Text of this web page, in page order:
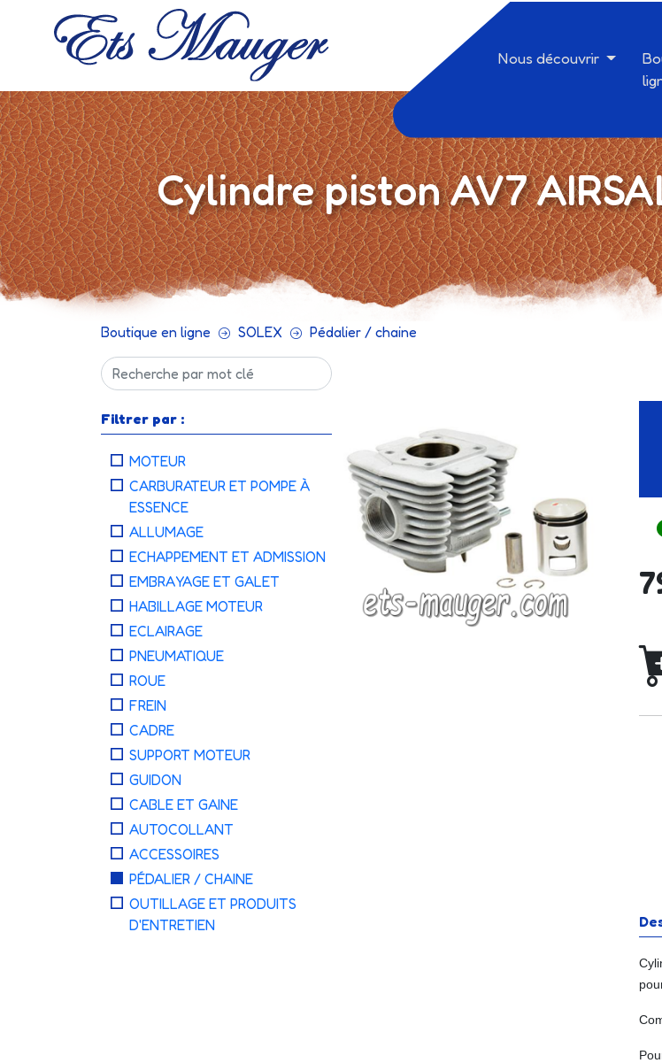
Nous découvrir
Cylindre piston AV7
Boutique en ligne SOLEX Pédalier / chaine
Filtrer par :
MOTEUR
CARBURATEUR ET POMPE À
ESSENCE
ALLUMAGE
ECHAPPEMENT ET ADMISSION
EMBRAYAGE ET GALET
HABILLAGE MOTEUR
ECLAIRAGE
PNEUMATIQUE
ROUE
FREIN
CADRE
SUPPORT MOTEUR
GUIDON
CABLE ET GAINE
AUTOCOLLANT
ACCESSOIRES
PÉDALIER / CHAINE
OUTILLAGE ET PRODUITS
D'ENTRETIEN